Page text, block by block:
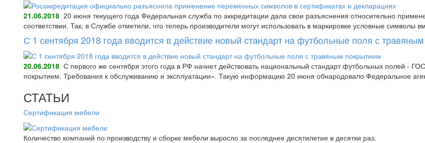
21.06.2018 20 июня текущего года Федеральная служба по аккредитации дала свои разъяснения относительно
соответствии. Так, в Службе отметили, что теперь производители могут использовать в маркировке условные символы
С 1 сентября 2018 года вводится в действие новый стандарт на футбольные поля с
20.06.2018 С первого же сентября этого года в РФ начнет действовать национальный стандарт футбольных полей -
покрытием. Требования к обслуживанию и эксплуатации». Такую информацию 20 июня обнародовало Федеральное
СТАТЬИ
Сертификация мебели
Количество компаний по производству и сборке мебели выросло за последнее десятилетие в десятки раз.